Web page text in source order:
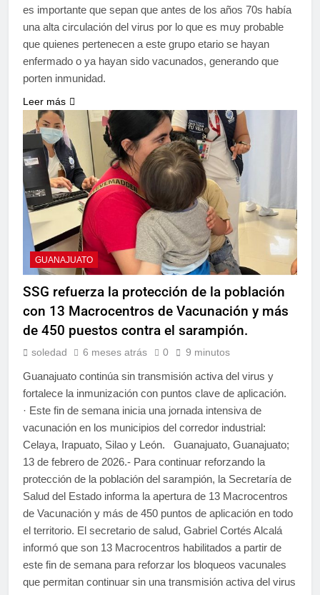
es importante que sepan que antes de los años 70s había
una alta circulación del virus por lo que es muy probable
que quienes pertenecen a este grupo etario se hayan
enfermado o ya hayan sido vacunados, generando que
porten inmunidad.
Leer más
GUANAJUATO
SSG refuerza la protección de la población
con 13 Macrocentros de Vacunación y más
de 450 puestos contra el sarampión.
soledad 6 meses atrás 0 9 minutos
Guanajuato continúa sin transmisión activa del virus y
fortalece la inmunización con puntos clave de aplicación.
· Este fin de semana inicia una jornada intensiva de
vacunación en los municipios del corredor industrial:
Celaya, Irapuato, Silao y León. Guanajuato, Guanajuato;
13 de febrero de 2026.- Para continuar reforzando la
protección de la población del sarampión, la Secretaría de
Salud del Estado informa la apertura de 13 Macrocentros
de Vacunación y más de 450 puntos de aplicación en todo
el territorio. El secretario de salud, Gabriel Cortés Alcalá
informó que son 13 Macrocentros habilitados a partir de
este fin de semana para reforzar los bloqueos vacunales
que permitan continuar sin una transmisión activa del virus